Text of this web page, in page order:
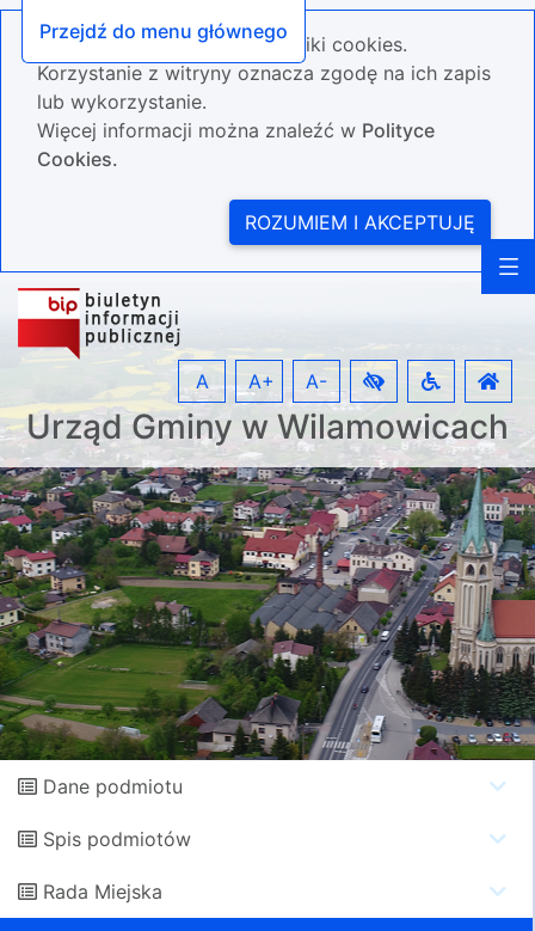
Przejdź do menu głównego
Nasza strona wykorzystuje pliki cookies.
Korzystanie z witryny oznacza zgodę na ich zapis
lub wykorzystanie.
Więcej informacji można znaleźć w Polityce
Cookies.
ROZUMIEM I AKCEPTUJĘ
Urząd Gminy w Wilamowicach
A A+ A-
Dane podmiotu
Spis podmiotów
Rada Miejska